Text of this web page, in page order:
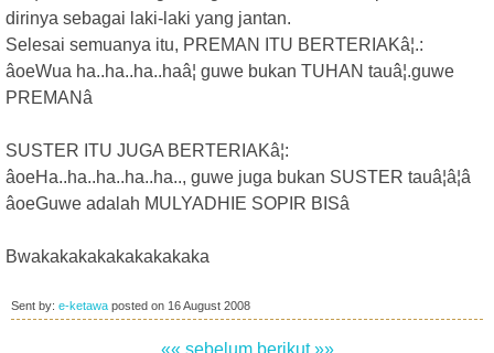
dirinya sebagai laki-laki yang jantan.
Selesai semuanya itu, PREMAN ITU BERTERIAKâ¦.:
âoeWua ha..ha..ha..haâ¦ guwe bukan TUHAN tauâ¦.guwe
PREMANâ
SUSTER ITU JUGA BERTERIAKâ¦:
âoeHa..ha..ha..ha..ha.., guwe juga bukan SUSTER tauâ¦â¦â
âoeGuwe adalah MULYADHIE SOPIR BISâ
Bwakakakakakakakakaka
Sent by: e-ketawa posted on 16 August 2008
«« sebelum berikut »»